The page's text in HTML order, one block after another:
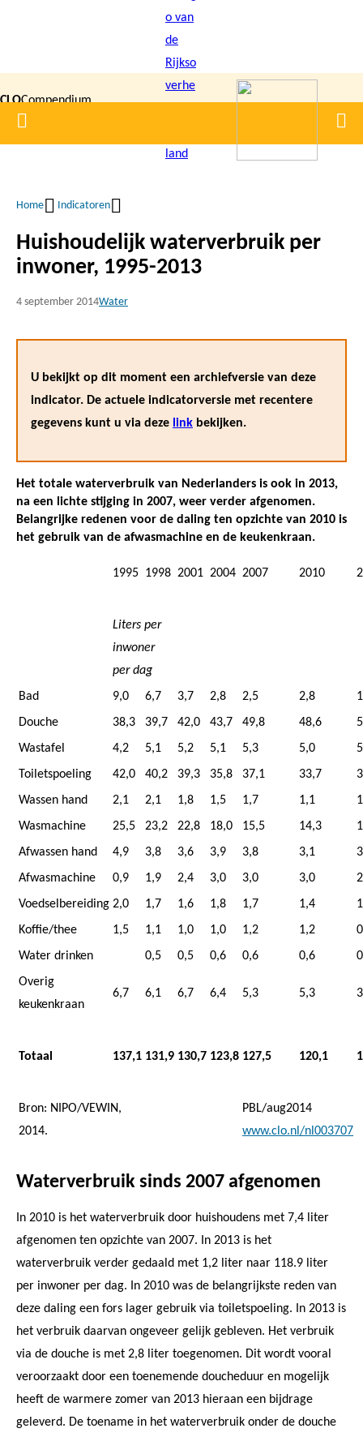
inhoud
gaan
CLOCompendium
voor de
Home
Kruimelpad
Home Indicatoren
Huishoudelijk waterverbruik per
inwoner, 1995-2013
4 september 2014Water
U bekijkt op dit moment een archiefversie van deze
indicator. De actuele indicatorversie met recentere
gegevens kunt u via deze link bekijken.
Het totale waterverbruik van Nederlanders is ook in 2013,
na een lichte stijging in 2007, weer verder afgenomen.
Belangrijke redenen voor de daling ten opzichte van 2010 is
het gebruik van de afwasmachine en de keukenkraan.
1995 1998 2001 2004 2007 2010
Liters per
inwoner
per dag
Bad
9,0 6,7 3,7 2,8 2,5 2,8
Douche
38,3 39,7 42,0 43,7 49,8 48,6
Wastafel
4,2 5,1 5,2 5,1 5,3 5,0
Toiletspoeling
42,0 40,2 39,3 35,8 37,1 33,7
Wassen hand
2,1 2,1 1,8 1,5 1,7 1,1
Wasmachine
25,5 23,2 22,8 18,0 15,5 14,3
Afwassen hand
4,9 3,8 3,6 3,9 3,8 3,1
Afwasmachine
0,9 1,9 2,4 3,0 3,0 3,0
Voedselbereiding 2,0 1,7 1,6 1,8 1,7 1,4
Koffie/thee
1,5 1,1 1,0 1,0 1,2 1,2
Water drinken
0,5 0,5 0,6 0,6 0,6
Overig
keukenkraan
6,7 6,1 6,7 6,4 5,3 5,3
Totaal 137,1 131,9 130,7 123,8 127,5 120,1
Bron: NIPO/VEWIN,
2014.
PBL/aug2014
www.clo.nl/nl003707
Waterverbruik sinds 2007 afgenomen
In 2010 is het waterverbruik door huishoudens met 7,4 liter
afgenomen ten opzichte van 2007. In 2013 is het
waterverbruik verder gedaald met 1,2 liter naar 118.9 liter
per inwoner per dag. In 2010 was de belangrijkste reden van
deze daling een fors lager gebruik via toiletspoeling. In 2013 is
het verbruik daarvan ongeveer gelijk gebleven. Het verbruik
via de douche is met 2,8 liter toegenomen. Dit wordt vooral
veroorzaakt door een toenemende doucheduur en mogelijk
heeft de warmere zomer van 2013 hieraan een bijdrage
geleverd. De toename in het waterverbruik onder de douche